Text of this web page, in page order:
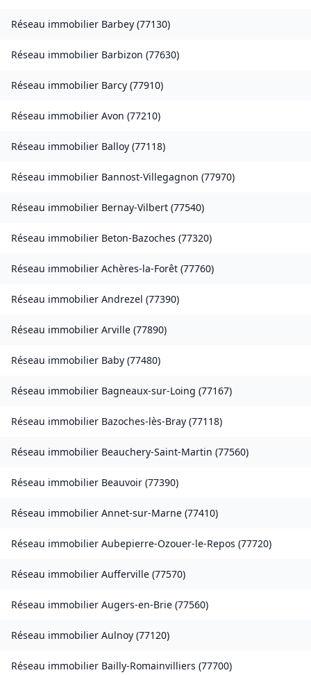
Réseau immobilier Barbey (77130)
Réseau immobilier Barbizon (77630)
Réseau immobilier Barcy (77910)
Réseau immobilier Avon (77210)
Réseau immobilier Balloy (77118)
Réseau immobilier Bannost-Villegagnon (77970)
Réseau immobilier Bernay-Vilbert (77540)
Réseau immobilier Beton-Bazoches (77320)
Réseau immobilier Achères-la-Forêt (77760)
Réseau immobilier Andrezel (77390)
Réseau immobilier Arville (77890)
Réseau immobilier Baby (77480)
Réseau immobilier Bagneaux-sur-Loing (77167)
Réseau immobilier Bazoches-lès-Bray (77118)
Réseau immobilier Beauchery-Saint-Martin (77560)
Réseau immobilier Beauvoir (77390)
Réseau immobilier Annet-sur-Marne (77410)
Réseau immobilier Aubepierre-Ozouer-le-Repos (77720)
Réseau immobilier Aufferville (77570)
Réseau immobilier Augers-en-Brie (77560)
Réseau immobilier Aulnoy (77120)
Réseau immobilier Bailly-Romainvilliers (77700)